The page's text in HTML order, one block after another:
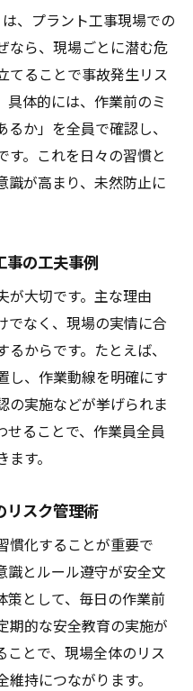
、プラント工事現場での
なら、現場ごとに潜む危
てることで事故発生リス
具体的には、作業前のミ
か」を全員で確認し、
す。これを日々の習慣と
識が高まり、未然防止に
事の工夫事例
が大切です。主な理由
でなく、現場の実情に合
からです。たとえば、
し、作業動線を明確にす
の実施などが挙げられま
せることで、作業員全員
す。
リスク管理術
慣化することが重要で
識とルール遵守が安全文
策として、毎日の作業前
期的な安全教育の実施が
ことで、現場全体のリス
持につながります。